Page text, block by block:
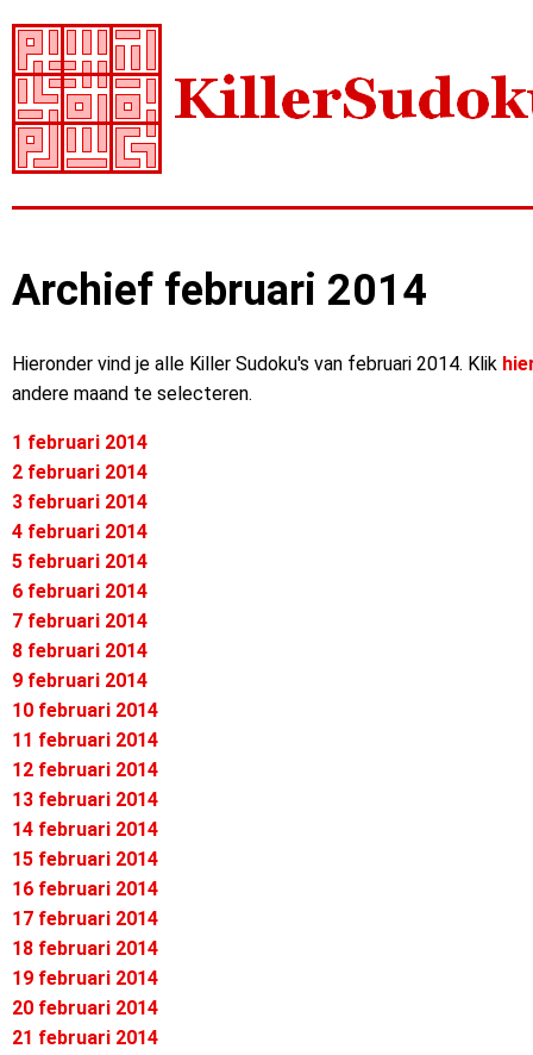
Archief februari 2014
Hieronder vind je alle Killer Sudoku's van februari 2014. Klik
andere maand te selecteren.
1 februari 2014
2 februari 2014
3 februari 2014
4 februari 2014
5 februari 2014
6 februari 2014
7 februari 2014
8 februari 2014
9 februari 2014
10 februari 2014
11 februari 2014
12 februari 2014
13 februari 2014
14 februari 2014
15 februari 2014
16 februari 2014
17 februari 2014
18 februari 2014
19 februari 2014
20 februari 2014
21 februari 2014